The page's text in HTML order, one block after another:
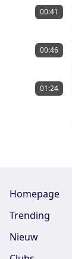
00:41
00:46
01:24
Homepage
Trending
Nieuw